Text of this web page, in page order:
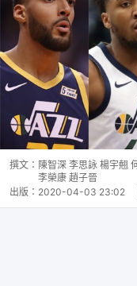
撰文： 陳智深 李思詠 楊宇翹
李榮康 趙子晉
出版： 2020-04-03 23:02